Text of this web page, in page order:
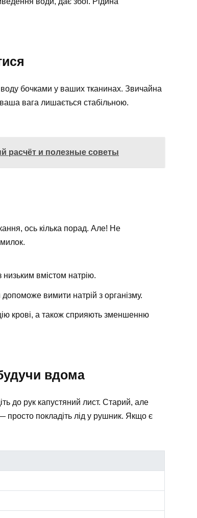
бочками у ваших тканинах. Звичайна
вага лишається стабільною.
расчёт и полезные советы
ось кілька порад. Але! Не
вмістом натрію.
вимити натрій з організму.
крові, а також сприяють зменшенню
вдома
до рук капустяний лист. Старий, але
просто покладіть лід у рушник. Якщо є